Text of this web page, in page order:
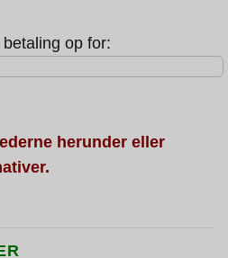
op for:
herunder eller